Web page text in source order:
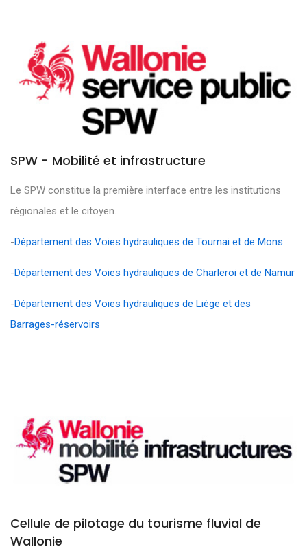
SPW - Mobilité et infrastructure
Le SPW constitue la première interface entre les institutions
régionales et le citoyen.
-Département des Voies hydrauliques de Tournai et de Mons
-Département des Voies hydrauliques de Charleroi et de Namur
-Département des Voies hydrauliques de Liège et des
Barrages-réservoirs
Cellule de pilotage du tourisme fluvial de
Wallonie